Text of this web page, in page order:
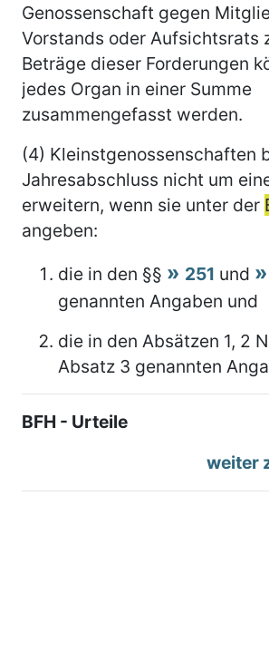
Genossenschaft gegen
Vorstands oder Aufsichtsrats
Beträge dieser Forderungen
jedes Organ in einer Summe
zusammengefasst werden.
(4) Kleinstgenossenschaften
Jahresabschluss nicht um
erweitern, wenn sie unter der
angeben:
die in den §§
251 und
genannten Angaben und
die in den Absätzen 1, 2
Absatz 3 genannten
BFH - Urteile
weiter